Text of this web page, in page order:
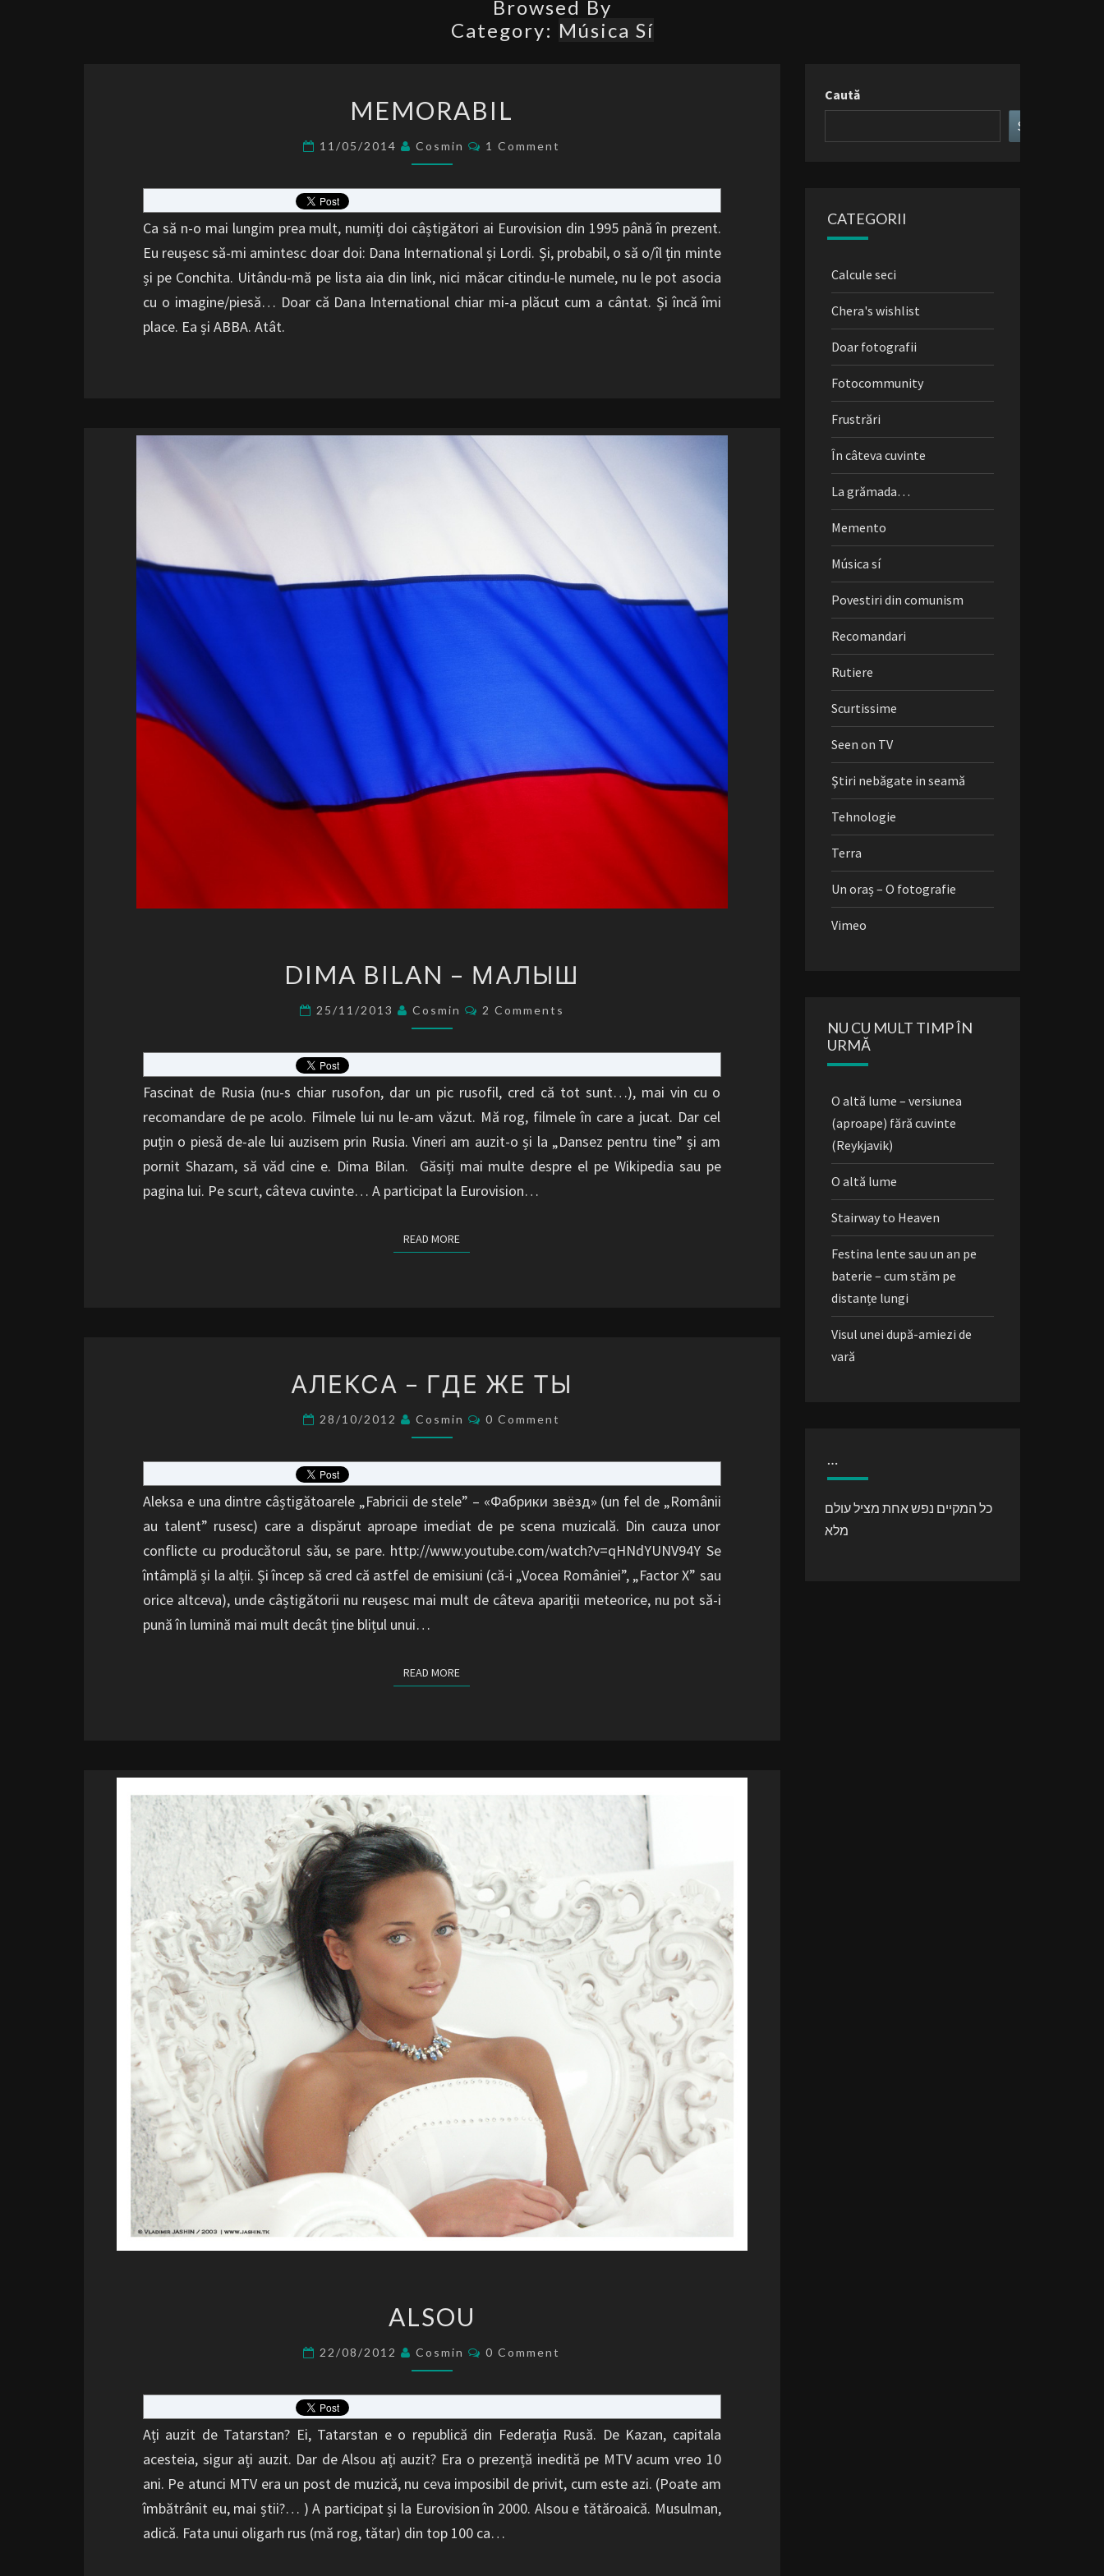
Browsed By
Category: Música Sí
MEMORABIL
11/05/2014 Cosmin Comments
1 Comment
Ca să n-o mai lungim prea mult, numiți doi câștigători ai Eurovision din 1995 până în prezent.
Eu reușesc să-mi amintesc doar doi: Dana International și Lordi. Și, probabil, o să o/îl țin minte
și pe Conchita. Uitându-mă pe lista aia din link, nici măcar citindu-le numele, nu le pot asocia
cu o imagine/piesă… Doar că Dana International chiar mi-a plăcut cum a cântat. Și încă îmi
place. Ea și ABBA. Atât.
BILAN
МАЛЫШ
DIMA BILAN – МАЛЫШ
25/11/2013 Cosmin Comments
2 Comments
Fascinat de Rusia (nu-s chiar rusofon, dar un pic rusofil, cred că tot sunt…), mai vin cu o
recomandare de pe acolo. Filmele lui nu le-am văzut. Mă rog, filmele în care a jucat. Dar cel
puțin o piesă de-ale lui auzisem prin Rusia. Vineri am auzit-o și la „Dansez pentru tine” și am
pornit Shazam, să văd cine e. Dima Bilan. Găsiți mai multe despre el pe Wikipedia sau pe
pagina lui. Pe scurt, câteva cuvinte… A participat la Eurovision…
READ MORE
ГДЕ
ЖЕ
ТЫ
АЛЕКСА – ГДЕ ЖЕ ТЫ
28/10/2012 Cosmin Comments
0 Comment
Aleksa e una dintre câștigătoarele „Fabricii de stele” – «Фабрики звёзд» (un fel de „Românii
au talent” rusesc) care a dispărut aproape imediat de pe scena muzicală. Din cauza unor
conflicte cu producătorul său, se pare. http://www.youtube.com/watch?v=qHNdYUNV94Y Se
întâmplă și la alții. Și încep să cred că astfel de emisiuni (că-i „Vocea României”, „Factor X” sau
orice altceva), unde câștigătorii nu reușesc mai mult de câteva apariții meteorice, nu pot să-i
pună în lumină mai mult decât ține blițul unui…
READ MORE
ALSOU
22/08/2012 Cosmin Comments
0 Comment
Ați auzit de Tatarstan? Ei, Tatarstan e o republică din Federația Rusă. De Kazan, capitala
acesteia, sigur ați auzit. Dar de Alsou ați auzit? Era o prezență inedită pe MTV acum vreo 10
ani. Pe atunci MTV era un post de muzică, nu ceva imposibil de privit, cum este azi. (Poate am
îmbătrânit eu, mai știi?… ) A participat și la Eurovision în 2000. Alsou e tătăroaică. Musulman,
adică. Fata unui oligarh rus (mă rog, tătar) din top 100 ca…
Caută
Search
CATEGORII
Calcule seci
Chera's wishlist
Doar fotografii
Fotocommunity
Frustrări
În câteva cuvinte
La grămada…
Memento
Música sí
Povestiri din comunism
Recomandari
Rutiere
Scurtissime
Seen on TV
Ştiri nebăgate in seamă
Tehnologie
Terra
Un oraș – O fotografie
Vimeo
NU CU MULT TIMP ÎN
URMĂ
O altă lume – versiunea
(aproape) fără cuvinte
(Reykjavik)
O altă lume
Stairway to Heaven
Festina lente sau un an pe
baterie – cum stăm pe
distanțe lungi
Visul unei după-amiezi de
vară
…
כל המקיים נפש אחת מציל עולם
מלא